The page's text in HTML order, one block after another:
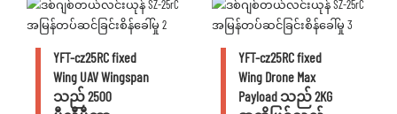
YFT-cz25RC fixed
Wing UAV Wingspan
သည် 2500
YFT-cz25RC fixed
Wing Drone Max
Payload သည် 2KG